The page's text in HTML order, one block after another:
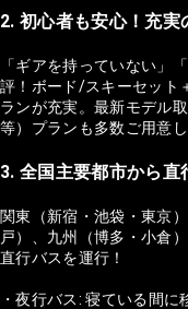
2. 初心者も安心！充
「ギアを持っていない」
評！ボード/スキーセット
ランが充実。最新モデル
等）プランも多数ご用意し
3. 全国主要都市から直
関東（新宿・池袋・東京
戸）、九州（博多・小倉
直行バスを運行！
・夜行バス: 寝ている間